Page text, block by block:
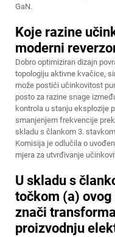
GaN.
Koje razine
moderni
Dobro optimiziran dizajn
topologiju aktivne kvačice,
može postići učinkovitost
posto za razine snage
kontrola u stanju eksplozije
smanjenjem frekvencije
skladu s člankom 3.
Komisija je odlučila o
mjera za utvrđivanje
U skladu s
točkom (a)
znači
proizvodnju